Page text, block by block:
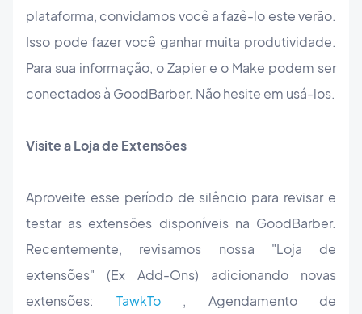
plataforma, convidamos você a fazê-lo este verão.
Isso pode fazer você ganhar muita produtividade.
Para sua informação, o Zapier e o Make podem ser
conectados à GoodBarber. Não hesite em usá-los.
Visite a Loja de Extensões
Aproveite esse período de silêncio para revisar e
testar as extensões disponíveis na GoodBarber.
Recentemente, revisamos nossa "Loja de
extensões" (Ex Add-Ons) adicionando novas
extensões: TawkTo, Agendamento de